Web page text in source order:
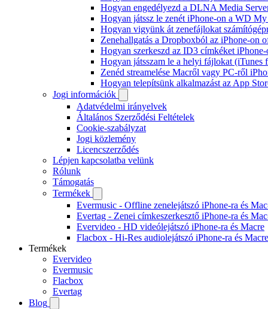
Hogyan engedélyezd a DLNA Media
Hogyan játssz le zenét iPhone-on a WD
Hogyan vigyünk át zenefájlokat
Zenehallgatás a Dropboxból az iPhone-on
Hogyan szerkeszd az ID3 címkéket
Hogyan játsszam le a helyi fájlokat (iTunes
Zenéd streamelése Macről vagy PC-ről
Hogyan telepítsünk alkalmazást az App
Jogi információk
Adatvédelmi irányelvek
Általános Szerződési Feltételek
Cookie-szabályzat
Jogi közlemény
Licencszerződés
Lépjen kapcsolatba velünk
Rólunk
Támogatás
Termékek
Evermusic - Offline zenelejátszó iPhone-ra és
Evertag - Zenei címkeszerkesztő iPhone-ra és
Evervideo - HD videólejátszó iPhone-ra és Macre
Flacbox - Hi-Res audiolejátszó iPhone-ra és Macre
Termékek
Evervideo
Evermusic
Flacbox
Evertag
Blog